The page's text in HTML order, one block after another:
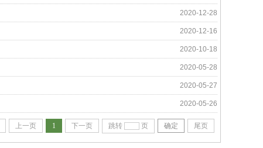
2020-12-28
2020-12-16
2020-10-18
2020-05-28
2020-05-27
2020-05-26
上一页 1 下一页 跳转 页 确定 尾页